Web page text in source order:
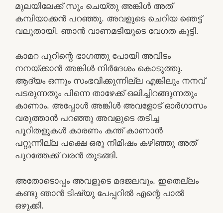
മുലയിലേക്ക് സൂം ചെയ്തു അങ്കിൾ അത്
കമ്പിയാക്കൻ പറഞ്ഞു. അവളുടെ ചെറിയ ഞെട്ട്
വലുതായി. ഞാൻ വാണമടിയുടെ വേഗത കൂട്ടി.
കാമറ പൂറിന്റെ ഭാഗത്തു പോയി അവിടം
നനയ്ക്കാൻ അങ്കിൾ നിർദേശം കൊടുത്തു.
ആദ്യം ഒന്നും സംഭവിക്കുന്നില്ല എങ്കിലും നനവ്
പടരുന്നതും പിന്നെ താഴേക്ക് ഒലിച്ചിറങ്ങുന്നതും
കാണാം. അപ്പോൾ അങ്കിൾ അവളോട് ഓർഗാസം
വരുത്താൻ പറഞ്ഞു അവളുടെ തടിച്ച
പൂറിതളുകൾ കാരണം കന്ത് കാണാൻ
പറ്റുന്നില്ല പക്ഷെ ഒരു നിമിഷം കഴിഞ്ഞു അത്
പുറത്തേക്ക് വരൻ തുടങ്ങി.
അതോടൊപ്പം അവളുടെ മദജലവും. ഇതെല്ലം
കണ്ടു ഞാൻ ടിഷ്യു പേപ്പറിൽ എന്റെ പാൽ
ഒഴുക്കി.